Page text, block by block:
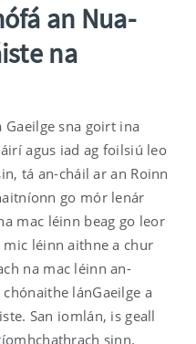
an Nua-
na
sna goirt ina
agus iad ag foilsiú leo
tá an-cháil ar an Roinn
go mór lenár
mac léinn beag go leor
mic léinn aithne a chur
na mac léinn an-
lánGaeilge a
San iomlán, is geall
sinn.